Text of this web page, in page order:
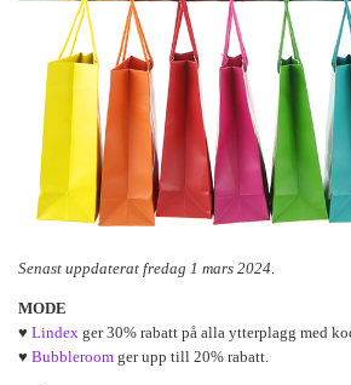
Senast uppdaterat fredag 1 mars 2024.
MODE
♥ Lindex ger 30% rabatt på alla ytterplagg med
♥ Bubbleroom ger upp till 20% rabatt.